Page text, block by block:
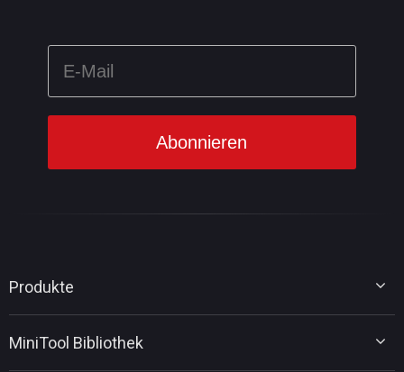
Produkte
MiniTool Power Data Recovery
MiniTool ShadowMaker
MiniTool Bibliothek